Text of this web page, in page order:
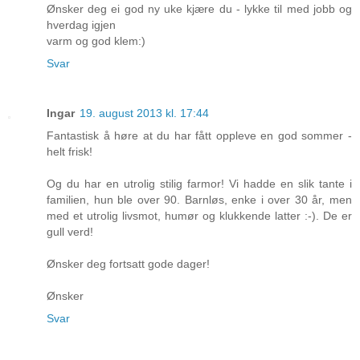
Ønsker deg ei god ny uke kjære du - lykke til med jobb og
hverdag igjen
varm og god klem:)
Svar
Ingar 19. august 2013 kl. 17:44
Fantastisk å høre at du har fått oppleve en god sommer -
helt frisk!
Og du har en utrolig stilig farmor! Vi hadde en slik tante i
familien, hun ble over 90. Barnløs, enke i over 30 år, men
med et utrolig livsmot, humør og klukkende latter :-). De er
gull verd!
Ønsker deg fortsatt gode dager!
Ønsker
Svar